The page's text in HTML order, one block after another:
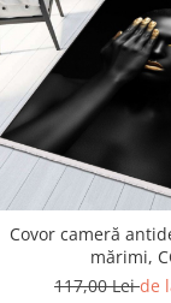
Covor cameră
mărimi,
117,00 Leide